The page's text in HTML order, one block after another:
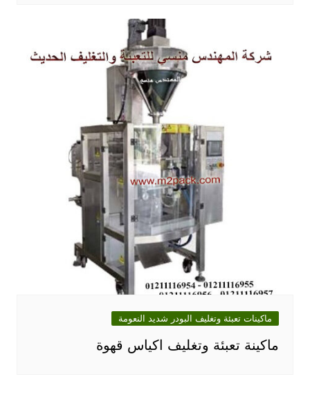
ماكينات تعبئة وتغليف البودر شديد النعومة
ماكينة تعبئة وتغليف اكياس قهوة